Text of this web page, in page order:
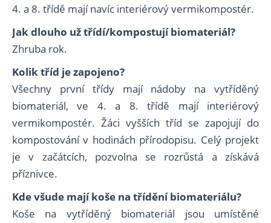
4. a 8. třídě mají navíc interiérový vermikompostér.
Jak dlouho už třídí/kompostují biomateriál?
Zhruba rok.
Kolik tříd je zapojeno?
Všechny první třídy mají nádoby na vytříděný
biomateriál, ve 4. a 8. třídě mají interiérový
vermikompostér. Žáci vyšších tříd se zapojují do
kompostování v hodinách přírodopisu. Celý projekt
je v začátcích, pozvolna se rozrůstá a získává
příznivce.
Kde všude mají koše na třídění biomateriálu?
Koše na vytříděný biomateriál jsou umístěné